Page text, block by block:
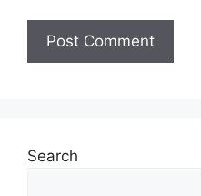
Search